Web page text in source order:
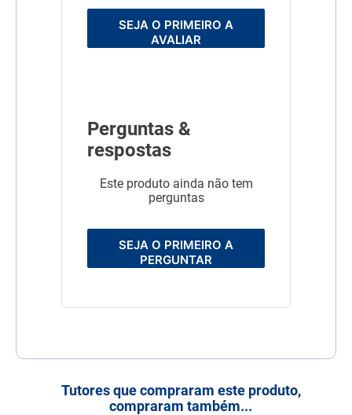
SEJA O PRIMEIRO A
AVALIAR
Perguntas &
respostas
Este produto ainda não tem
perguntas
SEJA O PRIMEIRO A
PERGUNTAR
Tutores que compraram este produto,
compraram também...